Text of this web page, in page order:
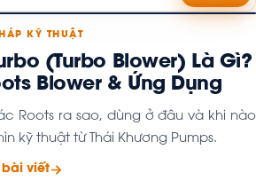
KỸ THUẬT
(Turbo Blower) Là Gì?
Blower & Ứng Dụng
Roots ra sao, dùng ở đâu và khi nào
kỹ thuật từ Thái Khương Pumps.
viết